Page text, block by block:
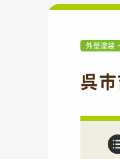
外壁塗装
呉